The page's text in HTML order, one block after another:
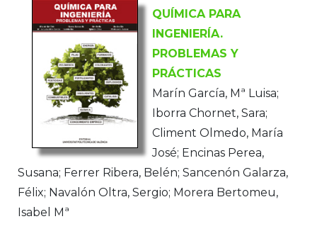
QUÍMICA PARA
INGENIERÍA.
PROBLEMAS Y
PRÁCTICAS
Marín García, Mª Luisa;
Iborra Chornet, Sara;
Climent Olmedo, María
José; Encinas Perea,
Susana; Ferrer Ribera, Belén; Sancenón Galarza,
Félix; Navalón Oltra, Sergio; Morera Bertomeu,
Isabel Mª